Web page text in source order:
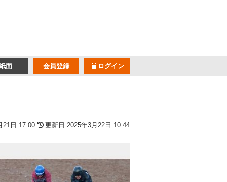
ログイン
会員登録
面
21日 17:00 更新日:2025年3月22日 10:44